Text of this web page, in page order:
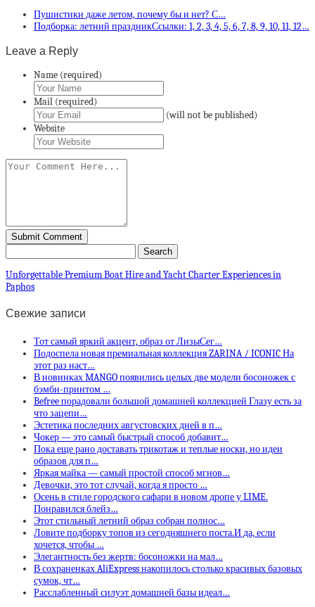
Пушистики даже летом, почему бы и нет? С…
Подборка: летний праздникСсылки: 1, 2, 3, 4, 5, 6, 7, 8, 9, 10, 11, 12…
Leave a Reply
Name (required)
Mail (required)
(will not be published)
Website
Unforgettable Premium Boat Hire and Yacht Charter Experiences in
Paphos
Свежие записи
Тот самый яркий акцент, образ от ЛизыСег…
Подоспела новая премиальная коллекция ZARINA / ICONIC На
этот раз наст…
В новинках MANGO появились целых две модели босоножек с
бэмби-принтом …
Befree порадовали большой домашней коллекцией Глазу есть за
что зацепи…
Эстетика последних августовских дней в п…
Чокер — это самый быстрый способ добавит…
Пока еще рано доставать трикотаж и теплые носки, но идеи
образов для п…
Яркая майка — самый простой способ мгнов…
Девочки, это тот случай, когда я просто …
Осень в стиле городского сафари в новом дропе у LIME.
Понравился блейз…
Этот стильный летний образ собран полнос…
Ловите подборку топов из сегодняшнего поста.И да, если
хочется, чтобы …
Элегантность без жертв: босоножки на мал…
В сохраненках AliExpress накопилось столько красивых базовых
сумок, чт…
Расслабленный силуэт домашней базы идеал…